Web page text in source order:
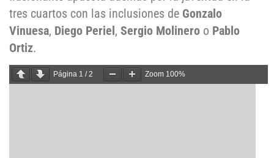
tres cuartos con las inclusiones de Gonzalo
Vinuesa, Diego Periel, Sergio Molinero o Pablo
Ortiz.
Página 1 /2 Zoom 100%